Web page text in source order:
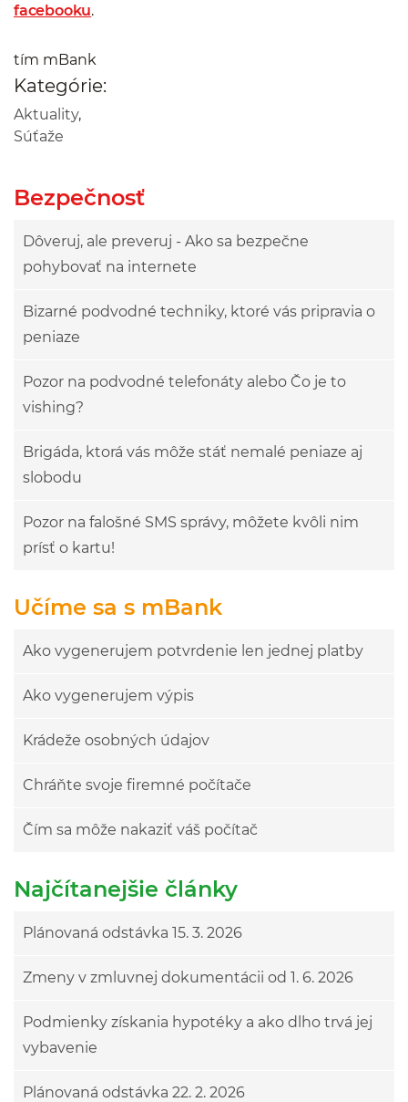
facebooku.
tím mBank
Kategórie:
Aktuality,
Súťaže
Bezpečnosť
Dôveruj, ale preveruj - Ako sa bezpečne
pohybovať na internete
Bizarné podvodné techniky, ktoré vás pripravia o
peniaze
Pozor na podvodné telefonáty alebo Čo je to
vishing?
Brigáda, ktorá vás môže stáť nemalé peniaze aj
slobodu
Pozor na falošné SMS správy, môžete kvôli nim
prísť o kartu!
Učíme sa s mBank
Ako vygenerujem potvrdenie len jednej platby
Ako vygenerujem výpis
Krádeže osobných údajov
Chráňte svoje firemné počítače
Čím sa môže nakaziť váš počítač
Najčítanejšie články
Plánovaná odstávka 15. 3. 2026
Zmeny v zmluvnej dokumentácii od 1. 6. 2026
Podmienky získania hypotéky a ako dlho trvá jej
vybavenie
Plánovaná odstávka 22. 2. 2026